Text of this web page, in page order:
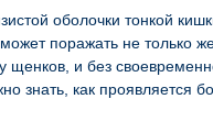
оболочки тонкой
поражать не только
щенков, и без
знать, как проявляется